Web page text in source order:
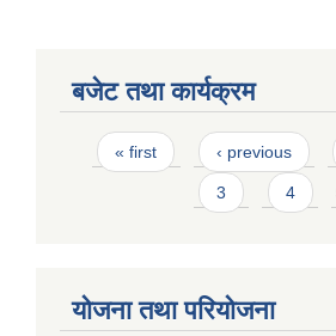
बजेट तथा कार्यक्रम
Pages
« first ‹ previous
3 4
योजना तथा परियोजना